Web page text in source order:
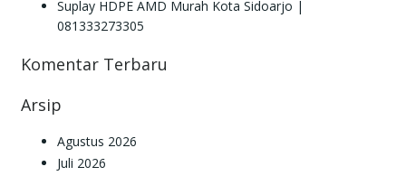
Suplay HDPE AMD Murah Kota Sidoarjo |
081333273305
Komentar Terbaru
Arsip
Agustus 2026
Juli 2026